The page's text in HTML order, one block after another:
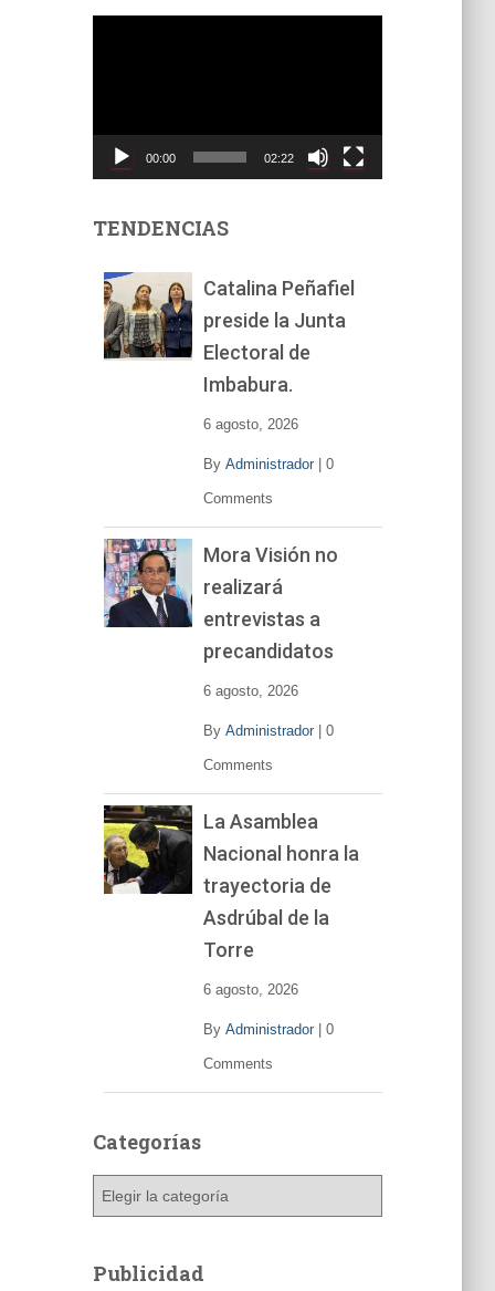
t
00:00 02:22
TENDENCIAS
Catalina Peñafiel
preside la Junta
Electoral de
Imbabura.
6 agosto, 2026
By Administrador| 0
Comments
Mora Visión no
realizará
entrevistas a
precandidatos
6 agosto, 2026
By Administrador| 0
Comments
La Asamblea
Nacional honra la
trayectoria de
Asdrúbal de la
Torre
6 agosto, 2026
By Administrador| 0
Comments
Categorías
g
Publicidad